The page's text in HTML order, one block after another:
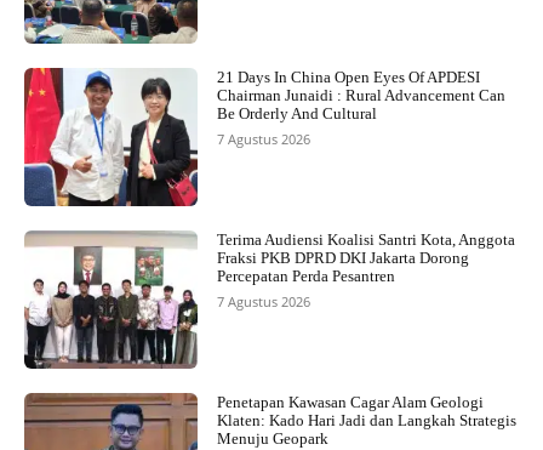
21 Days In China Open Eyes Of APDESI
Chairman Junaidi : Rural Advancement Can
Be Orderly And Cultural
7 Agustus 2026
Terima Audiensi Koalisi Santri Kota, Anggota
Fraksi PKB DPRD DKI Jakarta Dorong
Percepatan Perda Pesantren
7 Agustus 2026
Penetapan Kawasan Cagar Alam Geologi
Klaten: Kado Hari Jadi dan Langkah Strategis
Menuju Geopark